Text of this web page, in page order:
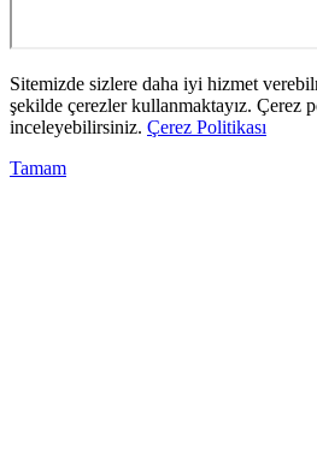
Sitemizde sizlere daha iyi hizmet
şekilde çerezler kullanmaktayız. Çerez
inceleyebilirsiniz. Çerez Politikası
Tamam